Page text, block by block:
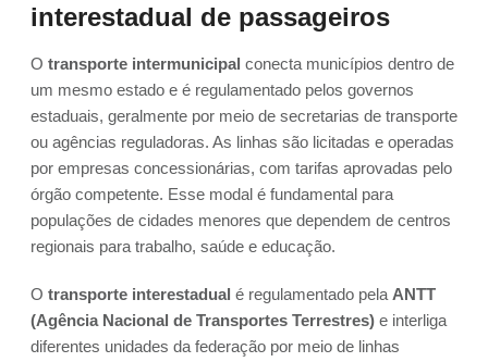
interestadual de passageiros
O transporte intermunicipal conecta municípios dentro de
um mesmo estado e é regulamentado pelos governos
estaduais, geralmente por meio de secretarias de transporte
ou agências reguladoras. As linhas são licitadas e operadas
por empresas concessionárias, com tarifas aprovadas pelo
órgão competente. Esse modal é fundamental para
populações de cidades menores que dependem de centros
regionais para trabalho, saúde e educação.
O transporte interestadual é regulamentado pela ANTT
(Agência Nacional de Transportes Terrestres) e interliga
diferentes unidades da federação por meio de linhas